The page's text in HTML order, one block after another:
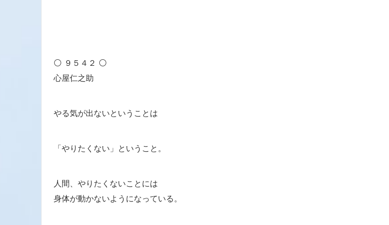
⚪ ９５４２ ⚪
心屋仁之助
やる気が出ないということは
「やりたくない」ということ。
人間、やりたくないことには
身体が動かないようになっている。